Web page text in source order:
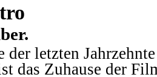
der letzten
das Zuhause der